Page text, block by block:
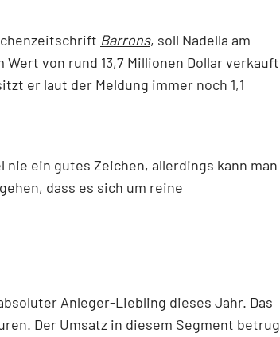
Barrons, soll Nadella am
von rund 13,7 Millionen Dollar verkauft
er laut der Meldung immer noch 1,1
ein gutes Zeichen, allerdings kann man
dass es sich um reine
Anleger-Liebling dieses Jahr. Das
Der Umsatz in diesem Segment betrug